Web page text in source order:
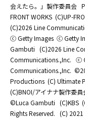
会えたら。」製作委員会
FRONT WORKS (C)UP-
(C)2026 Line
ⓒ Getty Images ⓒ Getty
Gambuti (C)2026 Line
Communications.,Inc. ⓒ
Communications.,Inc.
Productions (C) Ultimate
(C)BNOI/アイナナ製作委員
©Luca Gambuti (C)KBS
Rights Reserved. (C) 2021